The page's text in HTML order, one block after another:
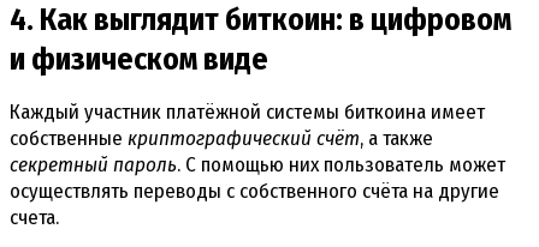
4. Как выглядит биткоин: в цифровом
и физическом виде
Каждый участник платёжной системы биткоина имеет
собственные криптографический счёт, а также
секретный пароль. С помощью них пользователь может
осуществлять переводы с собственного счёта на другие
счета.